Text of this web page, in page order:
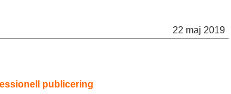
22 maj 2019
publicering